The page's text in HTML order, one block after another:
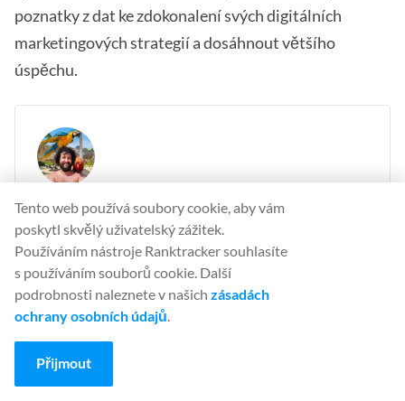
poznatky z dat ke zdokonalení svých digitálních
marketingových strategií a dosáhnout většího
úspěchu.
Felix Rose-Collins
Ranktracker's CEO/CMO & Co-founder
Felix Rose-Collins is the Co-founder and CEO/CMO
of Ranktracker. With over 15 years of SEO
experience, he has single-handedly scaled the
Ranktracker site to over 500,000 monthly visits, with
390,000 of these stemming from organic searches
each month.
Tento web používá soubory cookie, aby vám
poskytl skvělý uživatelský zážitek.
Používáním nástroje Ranktracker souhlasíte
s používáním souborů cookie. Další
podrobnosti naleznete v našich zásadách
ochrany osobních údajů.
Přijmout